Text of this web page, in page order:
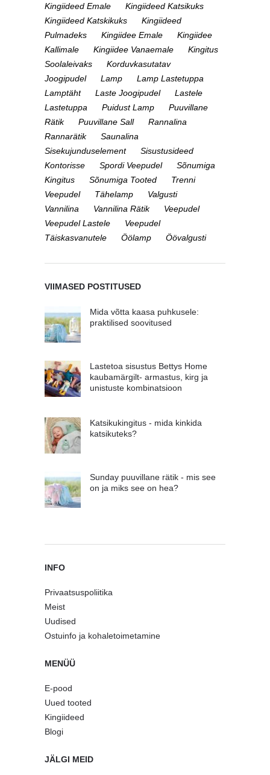
Kingiideed Emale
Kingiideed Katsikuks
Kingiideed Katskikuks
Kingiideed
Pulmadeks
Kingiidee Emale
Kingiidee
Kallimale
Kingiidee Vanaemale
Kingitus
Soolaleivaks
Korduvkasutatav
Joogipudel
Lamp
Lamp Lastetuppa
Lamptäht
Laste Joogipudel
Lastele
Lastetuppa
Puidust Lamp
Puuvillane
Rätik
Puuvillane Sall
Rannalina
Rannarätik
Saunalina
Sisekujunduselement
Sisustusideed
Kontorisse
Spordi Veepudel
Sõnumiga
Kingitus
Sõnumiga Tooted
Trenni
Veepudel
Tähelamp
Valgusti
Vannilina
Vannilina Rätik
Veepudel
Veepudel Lastele
Veepudel
Täiskasvanutele
Öölamp Öövalgusti
VIIMASED POSTITUSED
Mida võtta kaasa puhkusele:
praktilised soovitused
Lastetoa sisustus Bettys Home
kaubamärgilt- armastus, kirg ja
unistuste kombinatsioon
Katsikukingitus - mida kinkida
katsikuteks?
Sunday puuvillane rätik - mis see
on ja miks see on hea?
INFO
Privaatsuspoliitika
Meist
Uudised
Ostuinfo ja kohaletoimetamine
MENÜÜ
E-pood
Uued tooted
Kingiideed
Blogi
JÄLGI MEID